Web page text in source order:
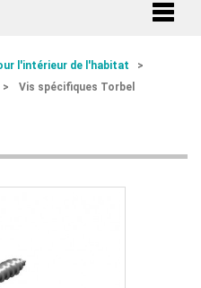
l'intérieur de l'habitat
>
> Vis spécifiques Torbel